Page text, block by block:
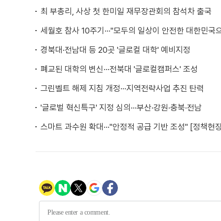
최 부총리, 사상 첫 한미일 재무장관회의 참석차 출국
세월호 참사 10주기···"모두의 일상이 안전한 대한민국
경북대·전남대 등 20곳 '글로컬 대학' 예비지정
폐교된 대학의 변신···전북대 '글로컬캠퍼스' 조성
그린벨트 해제 지침 개정···지역전략사업 추진 탄력
'글로벌 혁신특구' 지정 심의···부산·강원·충북·전남
스마트 과수원 확대···"안정적 공급 기반 조성" [정책현